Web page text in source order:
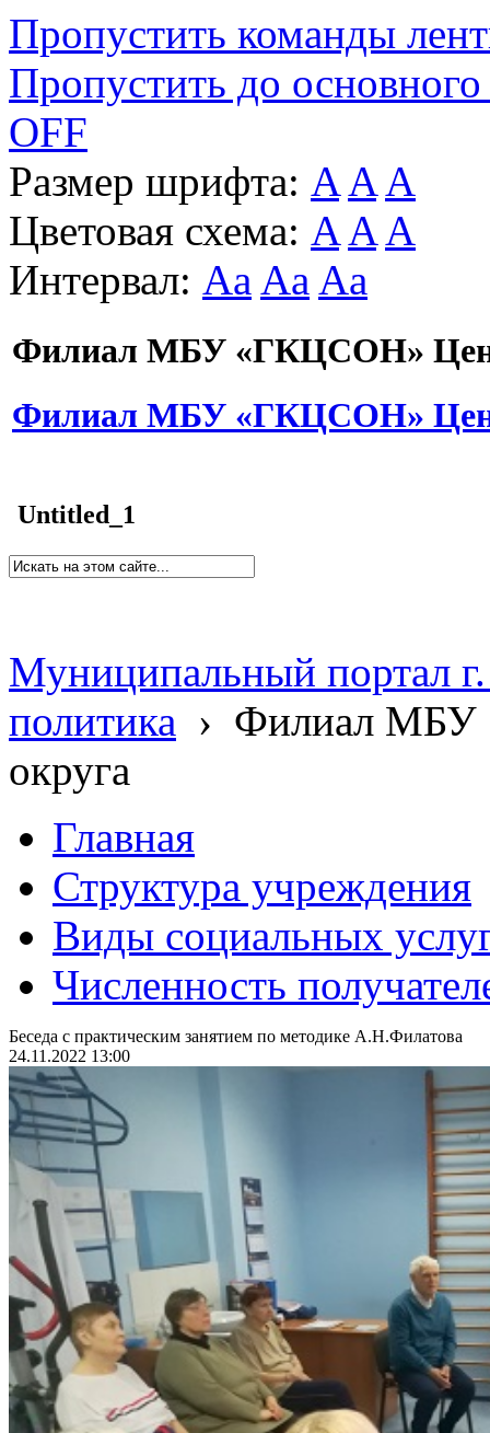
Пропустить команды
Пропустить до основного
OFF
Размер шрифта: A A A
Цветовая схема: A A A
Интервал: Aa Aa Aa
Филиал МБУ «ГКЦСОН»
Филиал МБУ «ГКЦСОН»
Untitled_1
Муниципальный портал
политика › Филиал МБУ
округа
Главная
Структура учреждения
Виды социальных
Численность
Беседа с практическим занятием по методике А.Н.Филатова
24.11.2022 13:00